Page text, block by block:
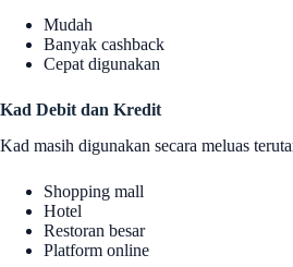
Mudah
Banyak cashback
Cepat digunakan
Kad Debit dan Kredit
Kad masih digunakan secara meluas
Shopping mall
Hotel
Restoran besar
Platform online